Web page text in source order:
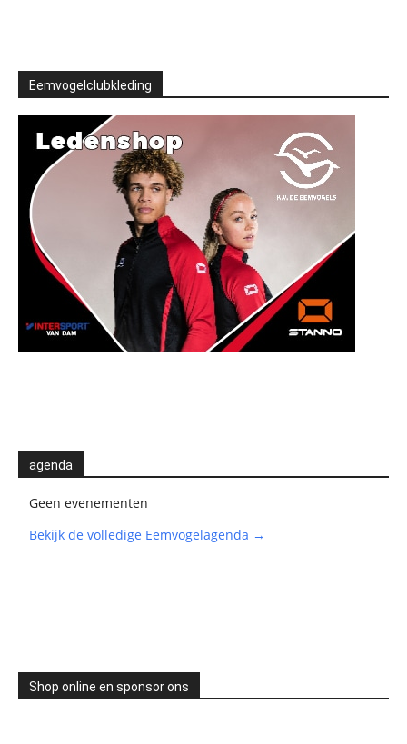
Eemvogelclubkleding
agenda
Geen evenementen
Bekijk de volledige Eemvogelagenda →
Shop online en sponsor ons